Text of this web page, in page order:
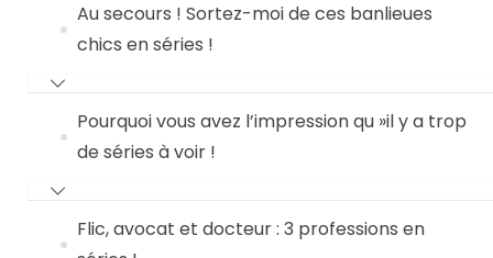
Au secours ! Sortez-moi de ces banlieues
chics en séries !
Pourquoi vous avez l’impression qu »il y a trop
de séries à voir !
Flic, avocat et docteur : 3 professions en